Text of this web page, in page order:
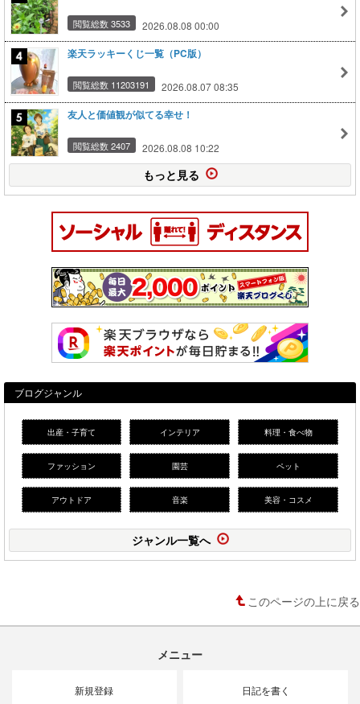
閲覧総数 3533 2026.08.08 00:00
楽天ラッキーくじ一覧（PC版）
閲覧総数 11203191 2026.08.07 08:35
友人と価値観が似てる幸せ！
閲覧総数 2407 2026.08.08 10:22
もっと見る
ブログジャンル
出産・子育て インテリア 料理・食べ物
ファッション 園芸 ペット
アウトドア 音楽 美容・コスメ
ジャンル一覧へ
このページの上に戻る
メニュー
新規登録 日記を書く